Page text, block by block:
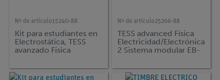
Nº de artículo15240-88
Kit para estudiantes en
Electrostática, TESS
avanzado Física
Nº de artículo25266-88
TESS advanced Física
Electricidad/Electrónica
2 Sistema modular EB-
complementario
Electromagn